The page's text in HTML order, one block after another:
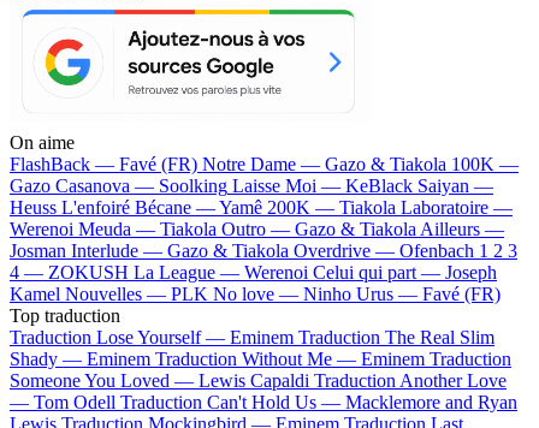
On aime
FlashBack — Favé (FR) Notre Dame — Gazo & Tiakola 100K —
Gazo Casanova — Soolking Laisse Moi — KeBlack Saiyan —
Heuss L'enfoiré Bécane —Yamê 200K — Tiakola Laboratoire —
Werenoi Meuda — Tiakola Outro — Gazo & Tiakola Ailleurs —
Josman Interlude — Gazo & Tiakola Overdrive — Ofenbach 1 2 3
4 — ZOKUSH La League — Werenoi Celui qui part — Joseph
Kamel Nouvelles — PLK No love — Ninho Urus — Favé (FR)
Top traduction
Traduction Lose Yourself — Eminem Traduction The Real Slim
Shady — Eminem Traduction Without Me — Eminem Traduction
Someone You Loved — Lewis Capaldi Traduction Another Love
— Tom Odell Traduction Can't Hold Us — Macklemore and Ryan
Lewis Traduction Mockingbird — Eminem Traduction Last